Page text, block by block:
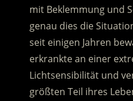
mit Beklemmung und
genau dies die
seit einigen Jahren
erkrankte an einer
Lichtsensibilität und
größten Teil ihres